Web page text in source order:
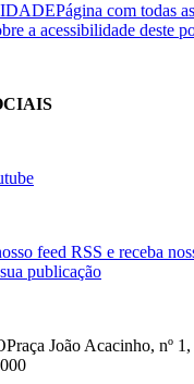
Página com todas
a acessibilidade deste
feed RSS e receba
publicação
Praça João Acacinho, nº